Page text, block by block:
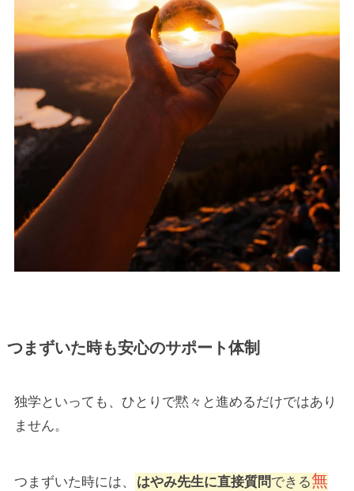
つまずいた時も安心のサポート体制
独学といっても、ひとりで黙々と進めるだけではあり
ません。
つまずいた時には、 はやみ先生に直接質問できる無